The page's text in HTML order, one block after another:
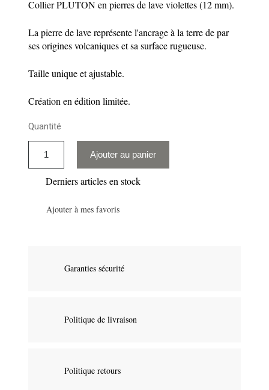
Collier PLUTON en pierres de lave violettes (12 mm).
La pierre de lave représente l'ancrage à la terre de par
ses origines volcaniques et sa surface rugueuse.
Taille unique et ajustable.
Création en édition limitée.
Quantité
Ajouter au panier
Derniers articles en stock
Ajouter à mes favoris
Garanties sécurité
Politique de livraison
Politique retours